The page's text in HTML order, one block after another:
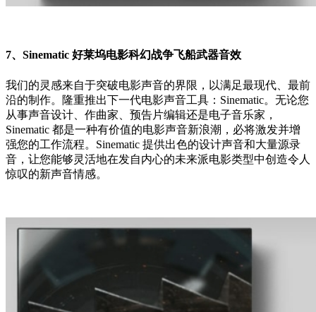
7、Sinematic 好莱坞电影科幻战争飞船武器音效
我们的灵感来自于突破电影声音的界限，以满足最现代、最前
沿的制作。隆重推出下一代电影声音工具：Sinematic。无论您
从事声音设计、作曲家、预告片编辑还是电子音乐家，
Sinematic 都是一种有价值的电影声音新浪潮，必将激发并增
强您的工作流程。Sinematic 提供出色的设计声音和大量源录
音，让您能够灵活地在发自内心的未来派电影类型中创造令人
惊叹的新声音情感。